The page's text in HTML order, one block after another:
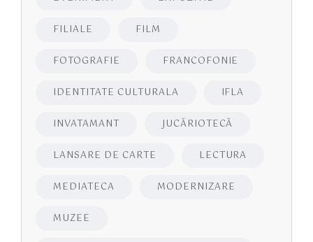
FILIALE FILM
FOTOGRAFIE FRANCOFONIE
IDENTITATE CULTURALA IFLA
INVATAMANT JUCĂRIOTECĂ
LANSARE DE CARTE LECTURA
MEDIATECA MODERNIZARE
MUZEE